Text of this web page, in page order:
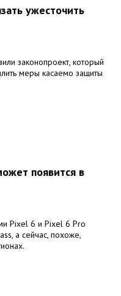
ужесточить
законопроект, который
меры касаемо защиты
появится в
Pixel 6 и Pixel 6 Pro
а сейчас, похоже,